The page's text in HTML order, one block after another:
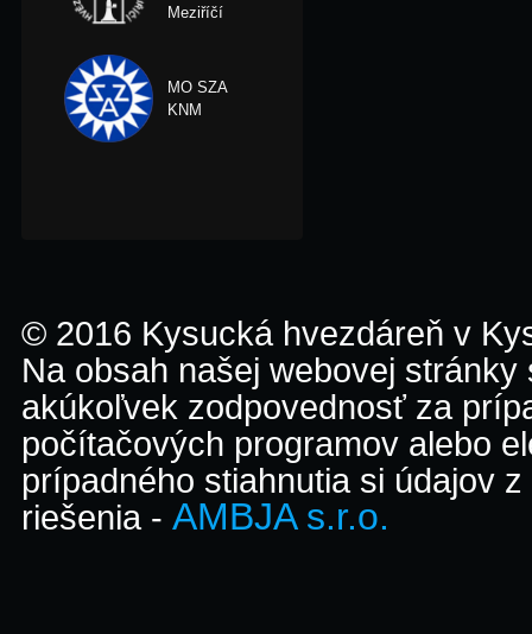
Meziříčí
MO SZA
KNM
© 2016 Kysucká hvezdáreň v
Na obsah našej webovej
akúkoľvek zodpovednosť za
počítačových programov alebo
prípadného stiahnutia si údajov
riešenia - AMBJA s.r.o.